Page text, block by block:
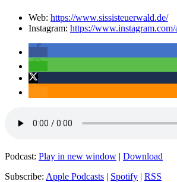
Web: https://www.sissisteuerwald.de/
Instagram: https://
Podcast: Play in new window | Download
Subscribe: Apple Podcasts | Spotify | RSS